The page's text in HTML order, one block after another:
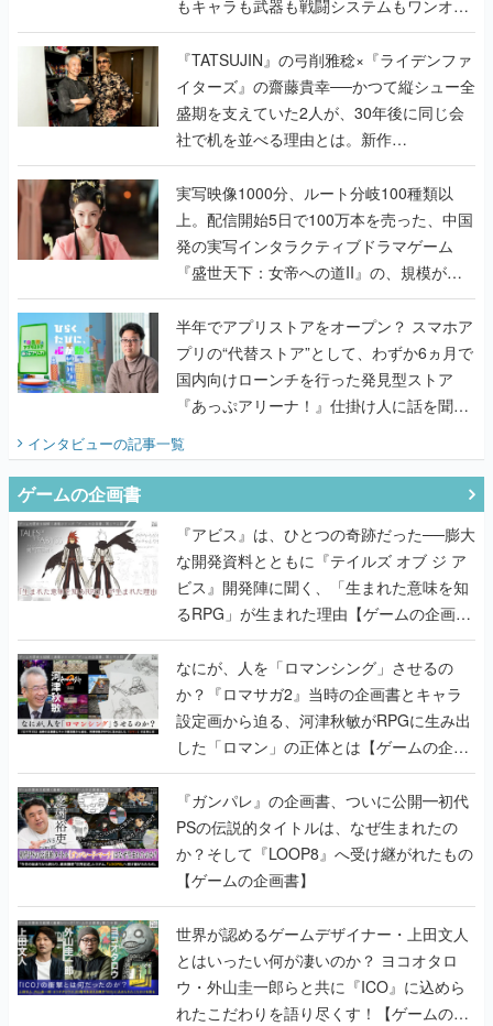
もキャラも武器も戦闘システムもワンオフ
で作り込まれた理由を両ディレクターに聞
く
『TATSUJIN』の弓削雅稔×『ライデンファ
イターズ』の齋藤貴幸──かつて縦シュー全
盛期を支えていた2人が、30年後に同じ会
社で机を並べる理由とは。新作
『TATSUJIN EXTREME』で初タッグを組
んだレジェンド2人に訊く開発秘話
実写映像1000分、ルート分岐100種類以
上。配信開始5日で100万本を売った、中国
発の実写インタラクティブドラマゲーム
『盛世天下：女帝への道II』の、規模が違
うこだわりをプロデューサーに聞いた
半年でアプリストアをオープン？ スマホア
プリの“代替ストア”として、わずか6ヵ月で
国内向けローンチを行った発見型ストア
『あっぷアリーナ！』仕掛け人に話を聞い
てみた
インタビューの記事一覧
ゲームの企画書
『アビス』は、ひとつの奇跡だった──膨大
な開発資料とともに『テイルズ オブ ジ ア
ビス』開発陣に聞く、「生まれた意味を知
るRPG」が生まれた理由【ゲームの企画
書】
なにが、人を「ロマンシング」させるの
か？『ロマサガ2』当時の企画書とキャラ
設定画から迫る、河津秋敏がRPGに生み出
した「ロマン」の正体とは【ゲームの企画
書】
『ガンパレ』の企画書、ついに公開━初代
PSの伝説的タイトルは、なぜ生まれたの
か？そして『LOOP8』へ受け継がれたもの
【ゲームの企画書】
世界が認めるゲームデザイナー・上田文人
とはいったい何が凄いのか？ ヨコオタロ
ウ・外山圭一郎らと共に『ICO』に込めら
れたこだわりを語り尽くす！【ゲームの企